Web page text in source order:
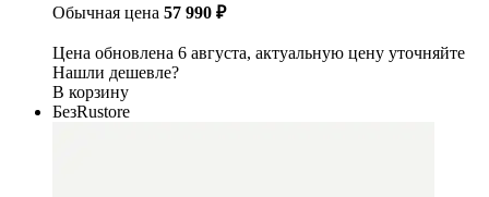
Обычная цена 57 990 ₽
Цена обновлена 6 августа, актуальную цену уточняйте
Нашли дешевле?
В корзину
БезRustore